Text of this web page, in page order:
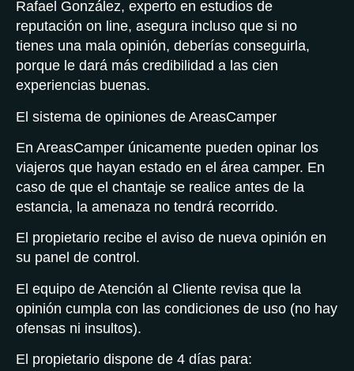
Rafael González, experto en estudios de
reputación on line, asegura incluso que si no
tienes una mala opinión, deberías conseguirla,
porque le dará más credibilidad a las cien
experiencias buenas.
El sistema de opiniones de AreasCamper
En AreasCamper únicamente pueden opinar los
viajeros que hayan estado en el área camper. En
caso de que el chantaje se realice antes de la
estancia, la amenaza no tendrá recorrido.
El propietario recibe el aviso de nueva opinión en
su panel de control.
El equipo de Atención al Cliente revisa que la
opinión cumpla con las condiciones de uso (no hay
ofensas ni insultos).
El propietario dispone de 4 días para: